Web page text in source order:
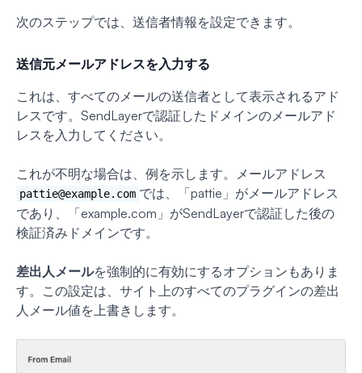
次のステップでは、送信者情報を設定できます。
送信元メールアドレスを入力する
これは、すべてのメールの送信者として表示されるアド
レスです。SendLayerで認証したドメインのメールアド
レスを入力してください。
これが不明な場合は、例を示します。メールアドレス
pattie@example.com では、「pattie」がメールアドレス
であり、「example.com」がSendLayerで認証した後の
検証済みドメインです。
差出人メールを強制的に有効にするオプションもありま
す。この設定は、サイト上のすべてのプラグインの差出
人メール値を上書きします。